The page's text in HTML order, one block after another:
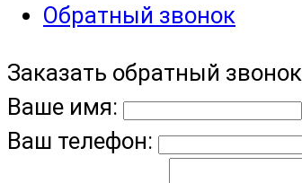
Обратный звонок
Заказать обратный звонок
Ваше имя:
Ваш телефон: